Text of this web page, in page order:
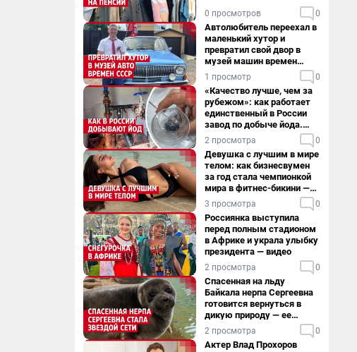
0 просмотров 0
Автолюбитель переехал в
маленький хутор и
превратил свой двор в
музей машин времен
СССР. Видео
1 просмотр 0
«Качество лучше, чем за
рубежом»: как работает
единственный в России
завод по добыче йода.
Видео
2 просмотра 0
Девушка с лучшим в мире
телом: как бизнесвумен
за год стала чемпионкой
мира в фитнес-бикини —
видео
3 просмотра 0
Россиянка выступила
перед полным стадионом
в Африке и украла улыбку
президента — видео
2 просмотра 0
Спасенная на льду
Байкала нерпа Сергеевна
готовится вернуться в
дикую природу — ее
видеоистория
2 просмотра 0
Актер Влад Прохоров